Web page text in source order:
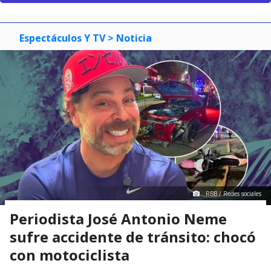
Espectáculos Y TV > Noticia
RBB / Redes sociales
Periodista José Antonio Neme
sufre accidente de tránsito: chocó
con motociclista